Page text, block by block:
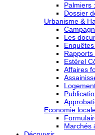
Palmiers
Dossier
Urbanisme &
Les
Estérel
Affaires
Economie
Marchés